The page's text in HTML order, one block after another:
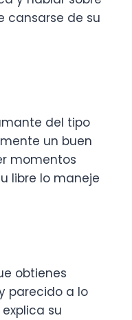
cansarse de su
del tipo
un buen
momentos
libre lo maneje
obtienes
parecido a lo
su